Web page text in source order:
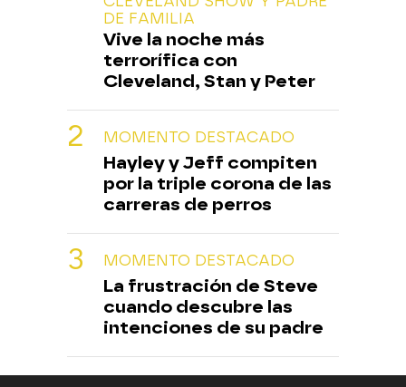
DE FAMILIA
Vive la noche más
terrorífica con
Cleveland, Stan y Peter
MOMENTO DESTACADO
Hayley y Jeff compiten
por la triple corona de las
carreras de perros
MOMENTO DESTACADO
La frustración de Steve
cuando descubre las
intenciones de su padre